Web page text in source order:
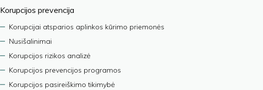
Korupcijos prevencija
Korupcijai atsparios aplinkos kūrimo priemonės
Nusišalinimai
Korupcijos rizikos analizė
Korupcijos prevencijos programos
Korupcijos pasireiškimo tikimybė